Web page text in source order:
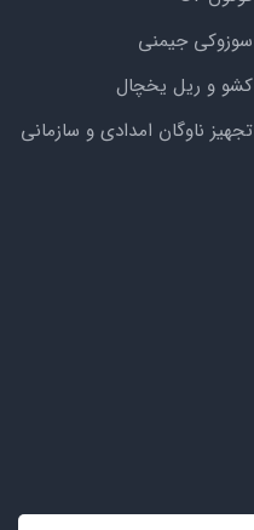
سوزوکی جیمنی
کشو و ریل یخچال
تجهیز ناوگان امدادی و سازمانی